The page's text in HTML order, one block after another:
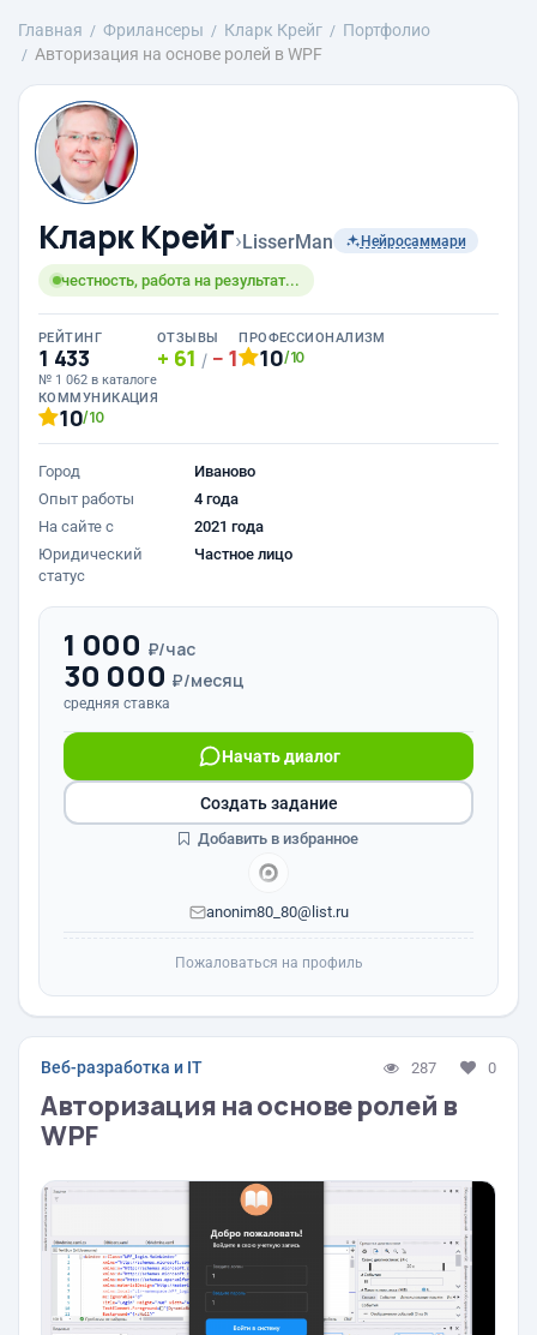
Главная Фрилансеры Кларк Крейг
Портфолио
Авторизация на основе ролей в WPF
Кларк Крейг›LisserMan Нейросаммари
честность, работа на результат...
РЕЙТИНГ
1 433
№ 1 062 в каталоге
ОТЗЫВЫ
61 / 1
ПРОФЕССИОНАЛИЗМ
10/10
КОММУНИКАЦИЯ
10/10
Город
Иваново
Опыт работы
4 года
На сайте с
2021 года
Юридический
статус
Частное лицо
1 000 ₽/час
30 000 ₽/месяц
средняя ставка
Начать диалог
anonim80_80@list.ru
Создать задание
Добавить в избранное
Пожаловаться на профиль
Веб-разработка и IT 287 0
Авторизация на основе ролей в
WPF